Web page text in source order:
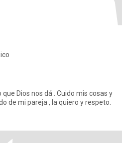
Dios nos dá . Cuido mis cosas y
de mi pareja , la quiero y respeto.